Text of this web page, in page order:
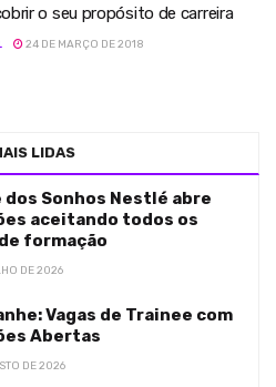
o seu propósito de carreira
24 DE MARÇO DE 2018
LIDAS
dos Sonhos Nestlé abre
aceitando todos os
formação
DE 2026
Vagas de Trainee com
Abertas
DE 2026